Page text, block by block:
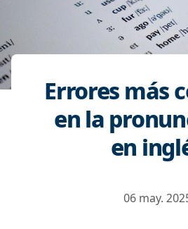
Errores más
en la
en
06 may.